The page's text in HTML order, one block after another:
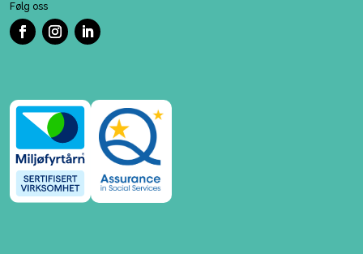
Følg oss